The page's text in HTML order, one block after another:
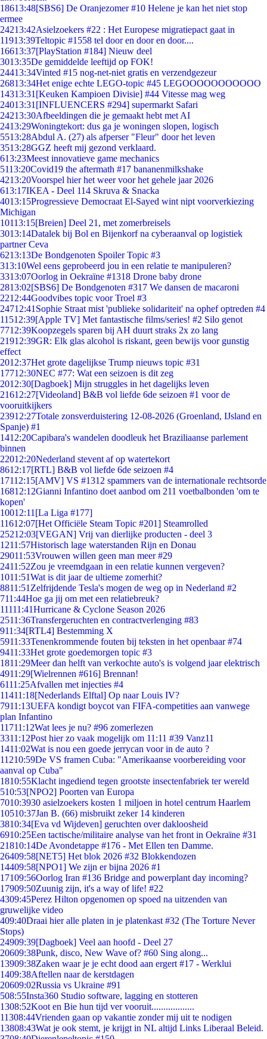
18613:48[SBS6] De Oranjezomer #10 Helene je kan het niet stop
ermee
24213:42Asielzoekers #22 : Het Europese migratiepact gaat in
11913:39Teltopic #1558 tel door en door en door....
16613:37[PlayStation #184] Nieuw deel
3013:35De gemiddelde leeftijd op FOK!
24413:34Vinted #15 nog-net-niet gratis en verzendgezeur
26813:34Het enige echte LEGO-topic #45 LEGOOOOOOOOOOO
14313:31 [Keuken Kampioen Divisie] #44 Vitesse mag weg
24013:31 [INFLUENCERS #294] supermarkt Safari
24213:30Afbeeldingen die je gemaakt hebt met AI
2413:29Woningtekort: dus ga je woningen slopen, logisch
5513:28Abdul A. (27) als afperser "Fleur" door het leven
3513:28GGZ heeft mij gezond verklaard.
613:23Meest innovatieve game mechanics
5113:20Covid19 the aftermath #17 bananenmilkshake
4213:20Voorspel hier het weer voor het gehele jaar 2026
613:17IKEA - Deel 114 Skruva & Snacka
4013:15Progressieve Democraat El-Sayed wint nipt voorverkiezing
Michigan
10113:15[Breien] Deel 21, met zomerbreisels
3013:14Datalek bij Bol en Bijenkorf na cyberaanval op logistiek
partner Ceva
6213:13De Bondgenoten Spoiler Topic #3
313:10Wel eens geprobeerd jou in een relatie te manipuleren?
3313:07Oorlog in Oekraïne #1318 Drone baby drone
2813:02[SBS6] De Bondgenoten #317 We dansen de macaroni
2212:44Goodvibes topic voor Troel #3
24712:41 Sophie Straat mist 'publieke solidariteit' na ophef optreden #4
11512:39[Apple TV] Met fantastische films/series! #2 Silo genot
7712:39Koopzegels sparen bij AH duurt straks 2x zo lang
21912:39GR: Elk glas alcohol is riskant, geen bewijs voor gunstig
effect
2012:37Het grote dagelijkse Trump nieuws topic #31
17712:30NEC #77: Wat een seizoen is dit zeg
2012:30[Dagboek] Mijn struggles in het dagelijks leven
21612:27[Videoland] B&B vol liefde 6de seizoen #1 voor de
vooruitkijkers
23912:27Totale zonsverduistering 12-08-2026 (Groenland, IJsland en
Spanje) #1
1412:20Capibara's wandelen doodleuk het Braziliaanse parlement
binnen
22012:20Nederland stevent af op watertekort
8612:17[RTL] B&B vol liefde 6de seizoen #4
17112:15[AMV] VS #1312 spammers van de internationale rechtsorde
16812:12Gianni Infantino doet aanbod om 211 voetbalbonden 'om te
kopen'
10012:11 [La Liga #177]
11612:07[Het Officiële Steam Topic #201] Steamrolled
25212:03[VEGAN] Vrij van dierlijke producten - deel 3
1211:57Historisch lage waterstanden Rijn en Donau
29011:53Vrouwen willen geen man meer #29
2411:52Zou je vreemdgaan in een relatie kunnen vergeven?
1011:51Wat is dit jaar de ultieme zomerhit?
8811:51 Zelfrijdende Tesla's mogen de weg op in Nederland #2
711:44Hoe ga jij om met een relatiebreuk?
11111:41Hurricane & Cyclone Season 2026
2511:36Transfergeruchten en contractverlenging #83
911:34[RTL4] Bestemming X
5911:33Tenenkrommende fouten bij teksten in het openbaar #74
9411:33Het grote goedemorgen topic #3
1811:29Meer dan helft van verkochte auto's is volgend jaar elektrisch
4911:29[Wielrennen #616] Brennan!
6111:25Afvallen met injecties #4
11411:18[Nederlands Elftal] Op naar Louis IV?
7911:13UEFA kondigt boycot van FIFA-competities aan vanwege
plan Infantino
11711:12Wat lees je nu? #96 zomerlezen
3311:12Post hier zo vaak mogelijk om 11:11 #39 Vanz11
1411:02Wat is nou een goede jerrycan voor in de auto ?
11210:59De VS framen Cuba: "Amerikaanse voorbereiding voor
aanval op Cuba"
1810:55Klacht ingediend tegen grootste insectenfabriek ter wereld
510:53[NPO2] Poorten van Europa
7010:3930 asielzoekers kosten 1 miljoen in hotel centrum Haarlem
10510:37Jan B. (66) misbruikt zeker 14 kinderen
3810:34[Eva vd Wijdeven] geruchten over dakloosheid
6910:25Een tactische/militaire analyse van het front in Oekraïne #31
21810:14De Avondetappe #176 - Met Ellen ten Damme.
26409:58[NET5] Het blok 2026 #32 Blokkendozen
14409:58[NPO1] We zijn er bijna 2026 #1
17109:56Oorlog Iran #136 Bridge and powerplant day incoming?
17909:50Zuunig zijn, it's a way of life! #22
4309:45Perez Hilton opgenomen op spoed na uitzenden van
gruwelijke video
409:40Draai hier alle platen in je platenkast #32 (The Torture Never
Stops)
24909:39[Dagboek] Veel aan hoofd - Deel 27
20609:38Punk, disco, New Wave of? #60 Sing along...
13909:38Zaken waar je je echt dood aan ergert #17 - Werklui
1409:38Aftellen naar de kerstdagen
20609:02Russia vs Ukraine #91
508:55Insta360 Studio software, lagging en stotteren
1308:52Koot en Bie hun tijd ver vooruit..................
11308:44Vrienden gaan op vakantie zonder mij uit te nodigen
13808:43Wat je ook stemt, je krijgt in NL altijd Links Liberaal Beleid.